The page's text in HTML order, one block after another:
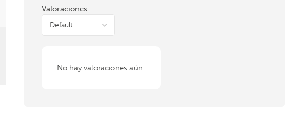
Valoraciones
No hay valoraciones aún.